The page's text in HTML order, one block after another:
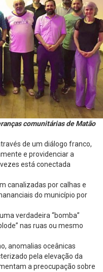
comunitárias de Matão
de um diálogo franco,
e providenciar a
está conectada
canalizadas por calhas e
do município por
verdadeira “bomba”
nas ruas ou mesmo
anomalias oceânicas
pela elevação da
a preocupação sobre